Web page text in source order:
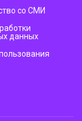
со СМИ
данных